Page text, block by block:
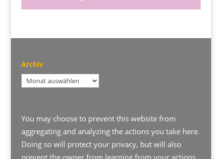
Archiv
Archiv
You may choose to prevent this website from
aggregating and analyzing the actions you take here.
Doing so will protect your privacy, but will also